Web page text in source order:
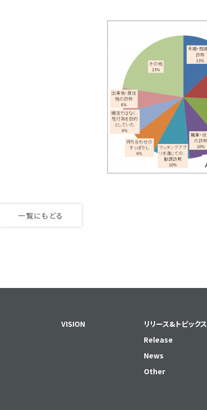
一覧にもどる
VISION
リリース&トピックス
Release
News
Other